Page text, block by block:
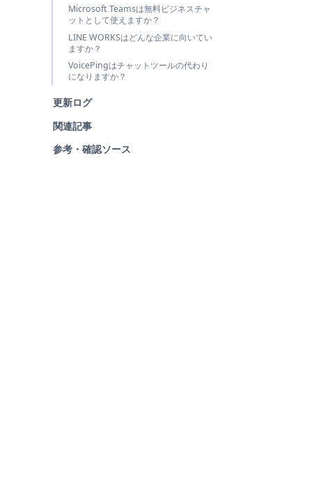
Microsoft Teamsは無料ビジネスチャ
ットとして使えますか？
LINE WORKSはどんな企業に向いてい
ますか？
VoicePingはチャットツールの代わり
になりますか？
更新ログ
関連記事
参考・確認ソース